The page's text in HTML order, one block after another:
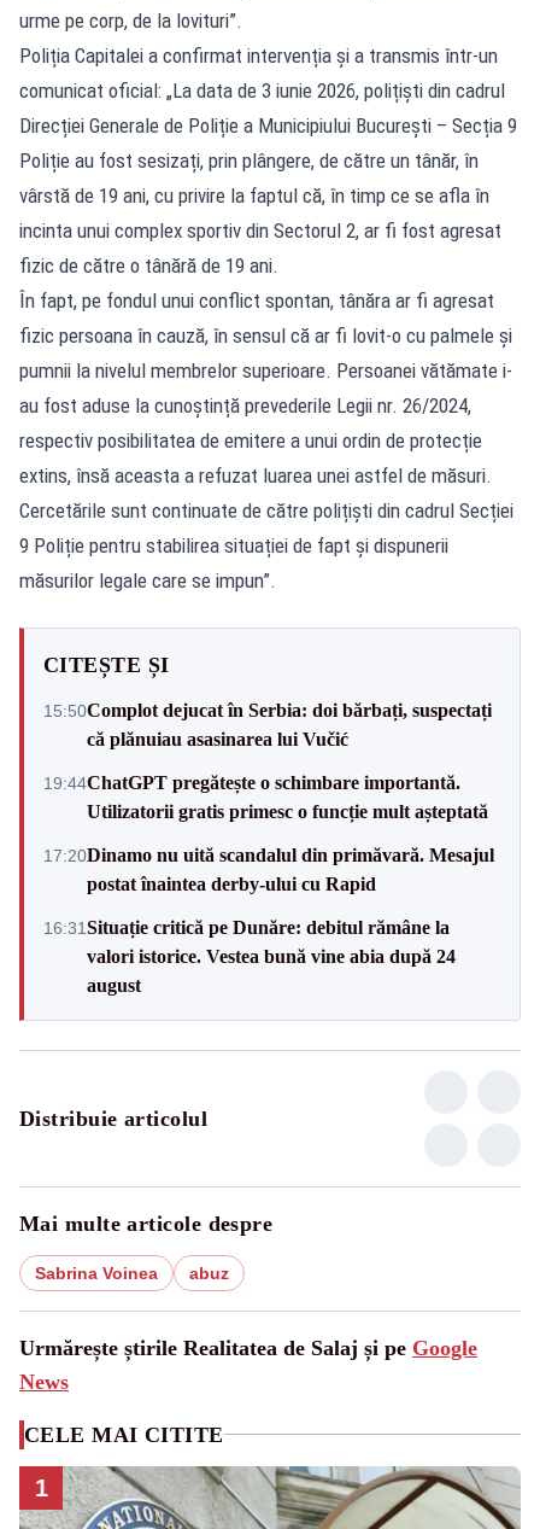
urme pe corp, de la lovituri”.
Poliția Capitalei a confirmat intervenția și a transmis într-un
comunicat oficial: „La data de 3 iunie 2026, polițiști din cadrul
Direcției Generale de Poliție a Municipiului București – Secția 9
Poliție au fost sesizați, prin plângere, de către un tânăr, în
vârstă de 19 ani, cu privire la faptul că, în timp ce se afla în
incinta unui complex sportiv din Sectorul 2, ar fi fost agresat
fizic de către o tânără de 19 ani.
În fapt, pe fondul unui conflict spontan, tânăra ar fi agresat
fizic persoana în cauză, în sensul că ar fi lovit-o cu palmele și
pumnii la nivelul membrelor superioare. Persoanei vătămate i-
au fost aduse la cunoștință prevederile Legii nr. 26/2024,
respectiv posibilitatea de emitere a unui ordin de protecție
extins, însă aceasta a refuzat luarea unei astfel de măsuri.
Cercetările sunt continuate de către polițiști din cadrul Secției
9 Poliție pentru stabilirea situației de fapt și dispunerii
măsurilor legale care se impun”.
CITEȘTE ȘI
15:50Complot dejucat în Serbia: doi bărbați, suspectați
că plănuiau asasinarea lui Vučić
19:44ChatGPT pregătește o schimbare importantă.
Utilizatorii gratis primesc o funcție mult așteptată
17:20Dinamo nu uită scandalul din primăvară. Mesajul
postat înaintea derby-ului cu Rapid
16:31Situație critică pe Dunăre: debitul rămâne la
valori istorice. Vestea bună vine abia după 24
august
Distribuie articolul
Mai multe articole despre
Sabrina Voinea abuz
Urmărește știrile Realitatea de Salaj și pe Google
News
CELE MAI CITITE
1